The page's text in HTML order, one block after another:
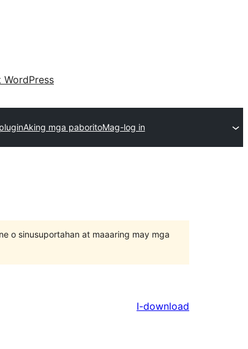
WordPress
Aking mga paboritoMag-log in
o sinusuportahan at maaaring may mga
I-download